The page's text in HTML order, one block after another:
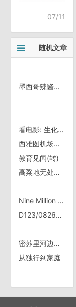
07/11
随机文章
墨西哥辣酱的不同级别
看电影: 生化危机4
西雅图机场转机
教育见闻(转)
高粱地无处避雨
Nine Million Bicycles
D123/0826，去往磨憨口岸
密苏里河边的一处小历史标记点
从独行到家庭